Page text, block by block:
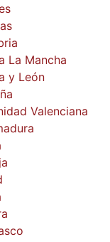
La Mancha
y León
Valenciana